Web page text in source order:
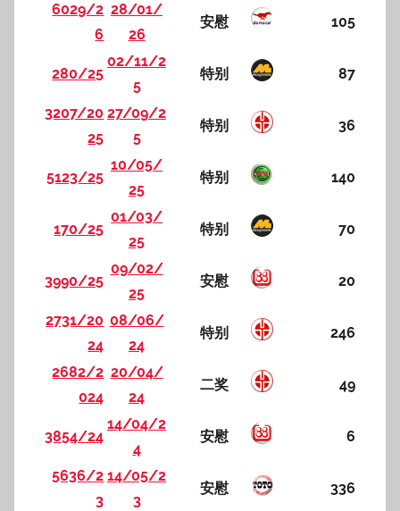
6029/2
6
28/01/
26
安慰 105
280/25
02/11/2
5
特别 87
3207/20
25
27/09/2
5
特别 36
5123/25
10/05/
25
特别 140
170/25
01/03/
25
特别 70
3990/25
09/02/
25
安慰 20
2731/20
24
08/06/
24
特别 246
2682/2
024
20/04/
24
二奖 49
3854/24
14/04/2
4
安慰 6
5636/2
3
14/05/2
3
安慰 336